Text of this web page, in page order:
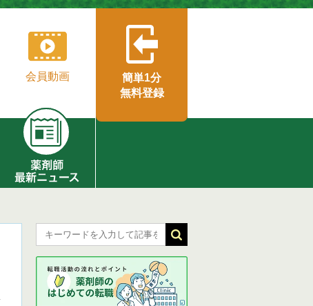
会員動画
簡単1分
無料登録